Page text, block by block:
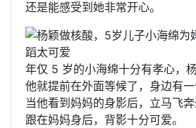
还是能感受到她非常开心。
年仅 5 岁的小海绵十分有孝心，
他就提前在外面等候了，身边有一
当他看到妈妈的身影后，立马飞
跟在妈妈身后，背影十分可爱。